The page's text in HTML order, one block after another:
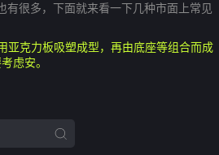
很多，下面就来看一下几种市面上常见
亚克力板吸塑成型，再由底座等组合而成
虑安。